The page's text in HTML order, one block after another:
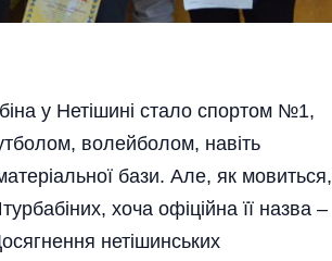
у Нетішині стало спортом №1,
волейболом, на­віть
бази. Але, як мовиться,
хоча офі­ційна її назва –
нетішинських